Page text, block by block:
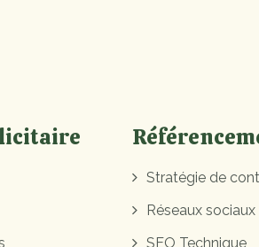
Stratégie de
Réseaux sociaux
SEO Technique